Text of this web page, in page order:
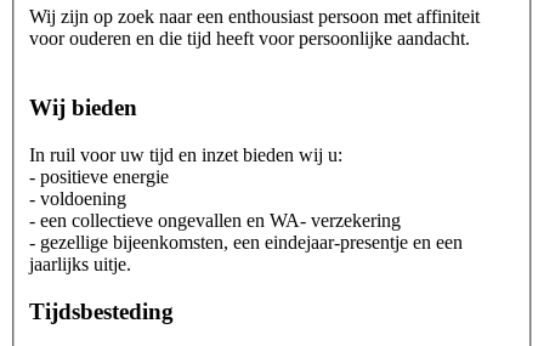
Wij zijn op zoek naar een enthousiast persoon met affiniteit
voor ouderen en die tijd heeft voor persoonlijke aandacht.
Wij bieden
In ruil voor uw tijd en inzet bieden wij u:
- positieve energie
- voldoening
- een collectieve ongevallen en WA- verzekering
- gezellige bijeenkomsten, een eindejaar-presentje en een
jaarlijks uitje.
Tijdsbesteding